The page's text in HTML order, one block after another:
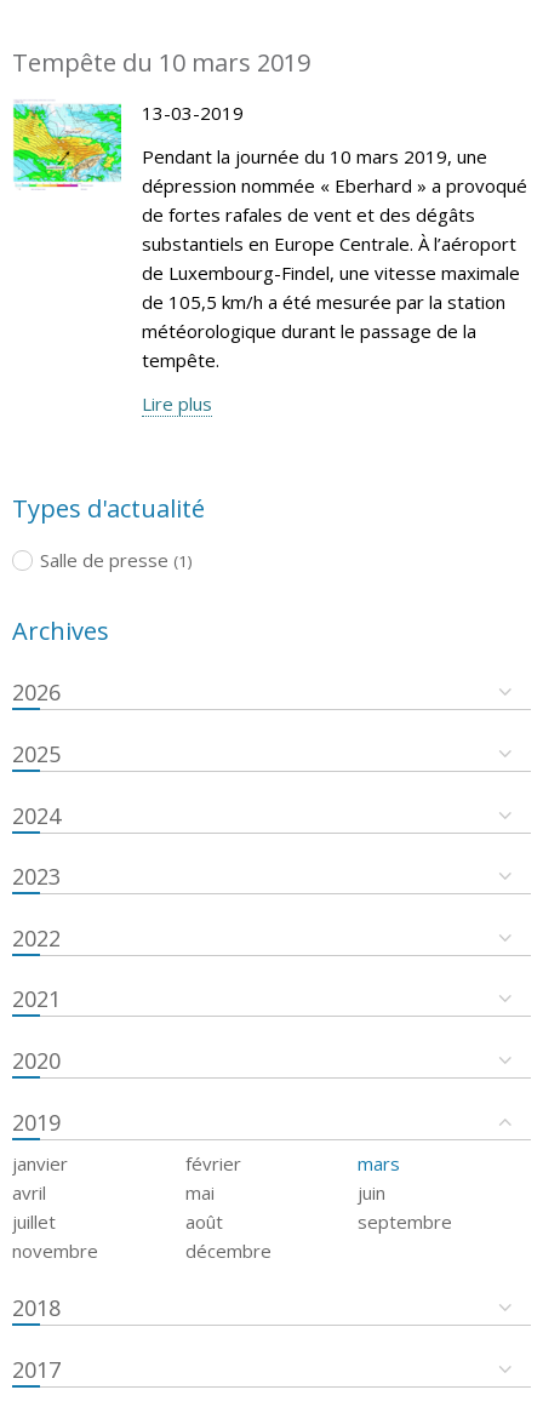
Tempête du 10 mars 2019
13-03-2019
Pendant la journée du 10 mars 2019, une
dépression nommée « Eberhard » a provoqué
de fortes rafales de vent et des dégâts
substantiels en Europe Centrale. À l’aéroport
de Luxembourg-Findel, une vitesse maximale
de 105,5 km/h a été mesurée par la station
météorologique durant le passage de la
tempête.
Lire plus
Types d'actualité
Salle de presse (1)
Archives
2026
2025
2024
2023
2022
2021
2020
2019
janvier février
mars
avril
mai
juin
juillet
août
septembre
novembre
décembre
2018
2017